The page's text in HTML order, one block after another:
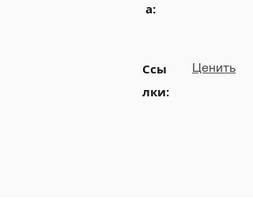
а:
Ссы
лки:
Ценить